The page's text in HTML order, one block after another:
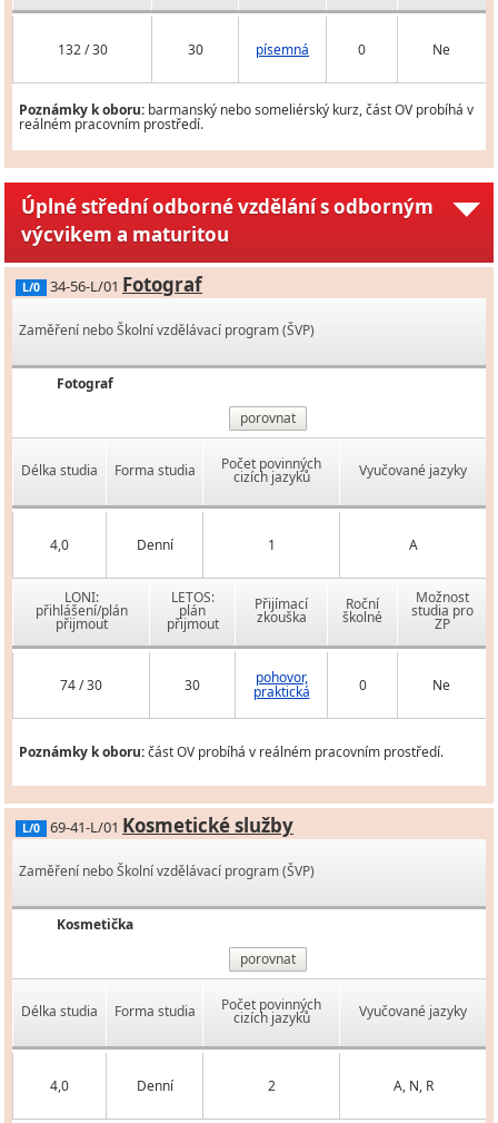
132 / 30 30 písemná 0 Ne
Poznámky k oboru: barmanský nebo someliérský kurz, část OV probíhá v
reálném pracovním prostředí.
Úplné střední odborné vzdělání s odborným
výcvikem a maturitou
L/0 34-56-L/01 Fotograf
Zaměření nebo Školní vzdělávací program (ŠVP)
Fotograf
porovnat
Délka studia Forma studia Počet povinných
cizích jazyků Vyučované jazyky
4,0 Denní 1 A
LONI:
přihlášení/plán
přijmout
LETOS:
plán
přijmout
Přijímací
zkouška
Roční
školné
Možnost
studia pro
ZP
74 / 30 30 pohovor,
praktická 0 Ne
Poznámky k oboru:část OV probíhá v reálném pracovním prostředí.
L/0 69-41-L/01 Kosmetické služby
Zaměření nebo Školní vzdělávací program (ŠVP)
Kosmetička
porovnat
Délka studia Forma studia Počet povinných
cizích jazyků Vyučované jazyky
4,0 Denní 2 A, N, R